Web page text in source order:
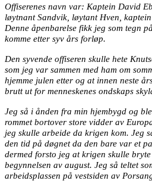
Offiserenes navn var: Kaptein David
løytnant Sandvik, løytant Hven,
Denne åpenbarelse fikk jeg som tegn
komme etter syv års forløp.
Den syvende offiseren skulle hete
som jeg var sammen med ham om
hjemme julen etter og at innen neste
brutt ut for menneskenes ondskaps
Jeg så i ånden fra min hjembygd og
rommet bortover store vidder av
jeg skulle arbeide da krigen kom. Jeg
den tid på døgnet da den bare var et
dermed forsto jeg at krigen skulle
begynnelsen av august. Jeg så teltet
arbeidsplassen på vestsiden av